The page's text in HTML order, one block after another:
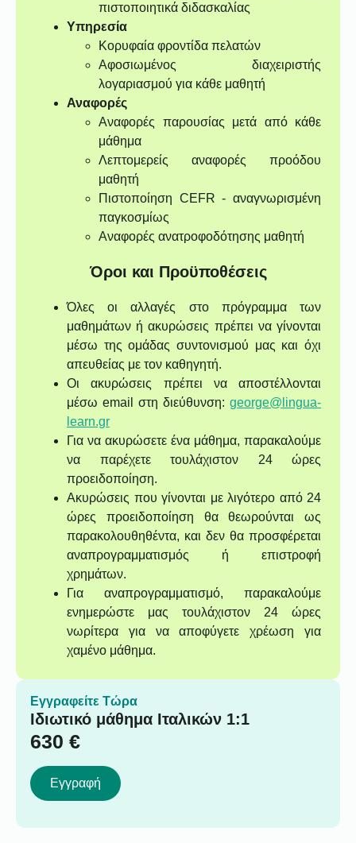
πιστοποιητικά διδασκαλίας
Υπηρεσία
Κορυφαία φροντίδα πελατών
Αφοσιωμένος διαχειριστής
λογαριασμού για κάθε μαθητή
Αναφορές
Αναφορές παρουσίας μετά από κάθε
μάθημα
Λεπτομερείς αναφορές προόδου
μαθητή
Πιστοποίηση CEFR - αναγνωρισμένη
παγκοσμίως
Αναφορές ανατροφοδότησης μαθητή
Όροι και Προϋποθέσεις
Όλες οι αλλαγές στο πρόγραμμα των
μαθημάτων ή ακυρώσεις πρέπει να γίνονται
μέσω της ομάδας συντονισμού μας και όχι
απευθείας με τον καθηγητή.
Οι ακυρώσεις πρέπει να αποστέλλονται
μέσω email στη διεύθυνση: george@lingua-
learn.gr
Για να ακυρώσετε ένα μάθημα, παρακαλούμε
να παρέχετε τουλάχιστον 24 ώρες
προειδοποίηση.
Ακυρώσεις που γίνονται με λιγότερο από 24
ώρες προειδοποίηση θα θεωρούνται ως
παρακολουθηθέντα, και δεν θα προσφέρεται
αναπρογραμματισμός ή επιστροφή
χρημάτων.
Για αναπρογραμματισμό, παρακαλούμε
ενημερώστε μας τουλάχιστον 24 ώρες
νωρίτερα για να αποφύγετε χρέωση για
χαμένο μάθημα.
Εγγραφείτε Τώρα
Ιδιωτικό μάθημα Ιταλικών 1:1
630 €
Εγγραφή